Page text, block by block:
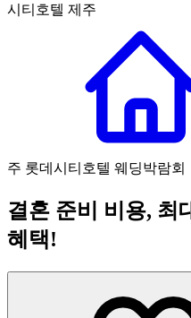
시티호텔 제주
주 롯데시티호텔 웨딩박람회
결혼 준비 비용, 최
혜택!